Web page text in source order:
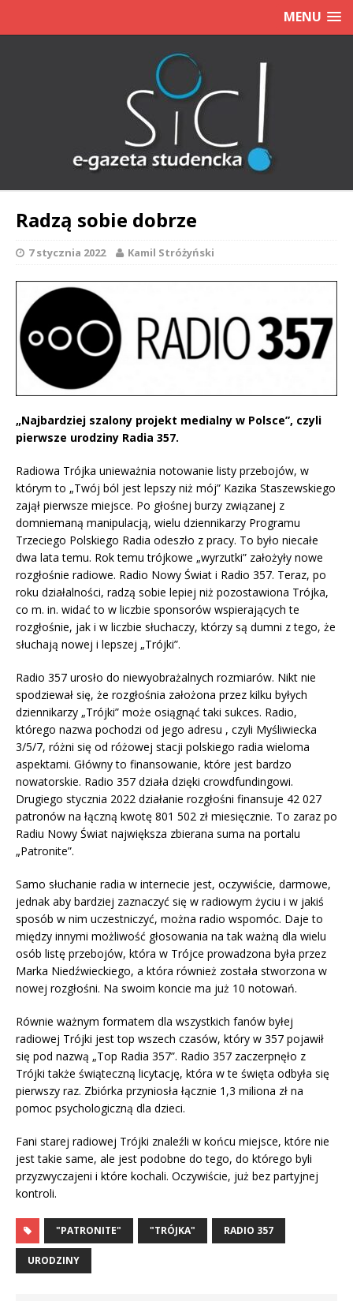
MENU
Radzą sobie dobrze
7 stycznia 2022 Kamil Stróżyński
„Najbardziej szalony projekt medialny w Polsce”, czyli
pierwsze urodziny Radia 357.
Radiowa Trójka unieważnia notowanie listy przebojów, w
którym to „Twój ból jest lepszy niż mój” Kazika Staszewskiego
zajął pierwsze miejsce. Po głośnej burzy związanej z
domniemaną manipulacją, wielu dziennikarzy Programu
Trzeciego Polskiego Radia odeszło z pracy. To było niecałe
dwa lata temu. Rok temu trójkowe „wyrzutki” założyły nowe
rozgłośnie radiowe. Radio Nowy Świat i Radio 357. Teraz, po
roku działalności, radzą sobie lepiej niż pozostawiona Trójka,
co m. in. widać to w liczbie sponsorów wspierających te
rozgłośnie, jak i w liczbie słuchaczy, którzy są dumni z tego, że
słuchają nowej i lepszej „Trójki”.
Radio 357 urosło do niewyobrażalnych rozmiarów. Nikt nie
spodziewał się, że rozgłośnia założona przez kilku byłych
dziennikarzy „Trójki” może osiągnąć taki sukces. Radio,
którego nazwa pochodzi od jego adresu , czyli Myśliwiecka
3/5/7, różni się od różowej stacji polskiego radia wieloma
aspektami. Główny to finansowanie, które jest bardzo
nowatorskie. Radio 357 działa dzięki crowdfundingowi.
Drugiego stycznia 2022 działanie rozgłośni finansuje 42 027
patronów na łączną kwotę 801 502 zł miesięcznie. To zaraz po
Radiu Nowy Świat największa zbierana suma na portalu
„Patronite”.
Samo słuchanie radia w internecie jest, oczywiście, darmowe,
jednak aby bardziej zaznaczyć się w radiowym życiu i w jakiś
sposób w nim uczestniczyć, można radio wspomóc. Daje to
między innymi możliwość głosowania na tak ważną dla wielu
osób listę przebojów, która w Trójce prowadzona była przez
Marka Niedźwieckiego, a która również została stworzona w
nowej rozgłośni. Na swoim koncie ma już 10 notowań.
Równie ważnym formatem dla wszystkich fanów byłej
radiowej Trójki jest top wszech czasów, który w 357 pojawił
się pod nazwą „Top Radia 357”. Radio 357 zaczerpnęło z
Trójki także świąteczną licytację, która w te święta odbyła się
pierwszy raz. Zbiórka przyniosła łącznie 1,3 miliona zł na
pomoc psychologiczną dla dzieci.
Fani starej radiowej Trójki znaleźli w końcu miejsce, które nie
jest takie same, ale jest podobne do tego, do którego byli
przyzwyczajeni i które kochali. Oczywiście, już bez partyjnej
kontroli.
"PATRONITE" "TRÓJKA" RADIO 357
URODZINY